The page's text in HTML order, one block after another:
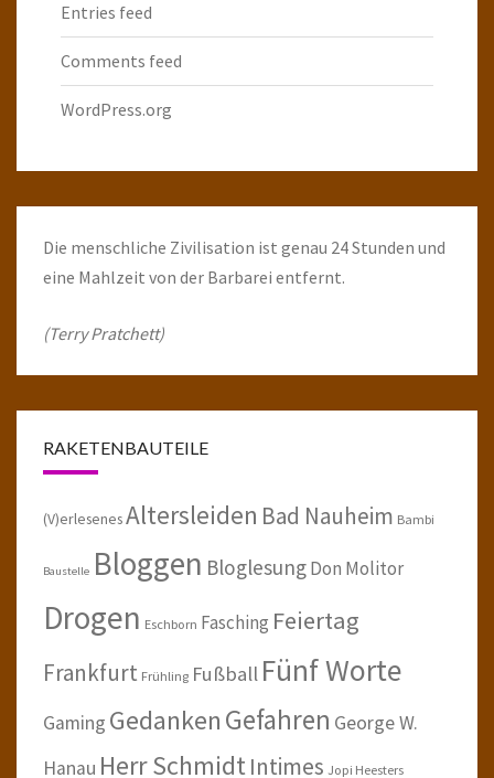
Entries feed
Comments feed
WordPress.org
Die menschliche Zivilisation ist genau 24 Stunden und
eine Mahlzeit von der Barbarei entfernt.
(Terry Pratchett)
RAKETENBAUTEILE
(V)erlesenesAltersleiden Bad Nauheim Bambi
Baustelle Bloggen BloglesungDon Molitor
Drogen Eschborn Fasching Feiertag
Frankfurt Frühling Fußball Fünf Worte
Gaming GedankenGefahren George W.
Hanau Herr SchmidtIntimes Jopi Heesters